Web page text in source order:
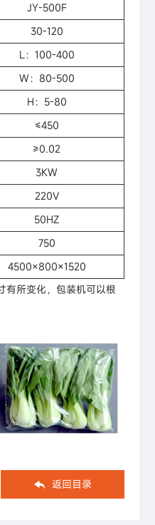
JY-500F
30-120
L：100-400
W：80-500
H：5-80
≤450
≥0.02
3KW
220V
50HZ
750
4500×800×1520
有所变化，包装机可以根
返回目录